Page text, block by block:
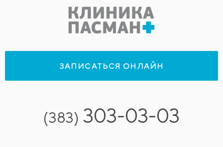
ЗАПИСАТЬСЯ ОНЛАЙН
(383) 303-03-03